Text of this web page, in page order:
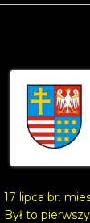
17 lipca br.
Był to